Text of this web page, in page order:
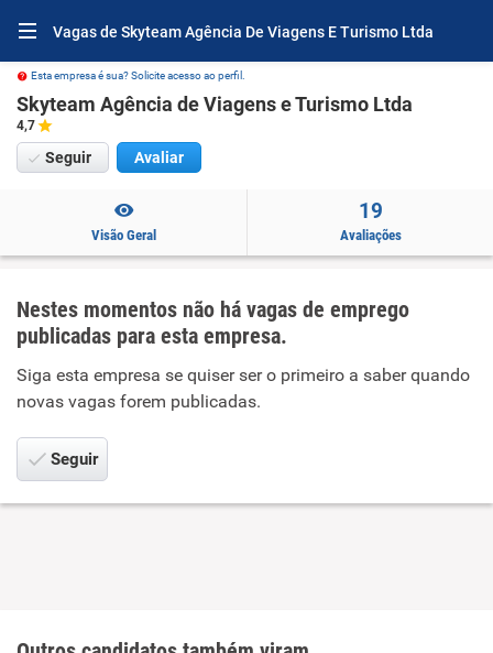
Vagas de Skyteam Agência De Viagens E Turismo Ltda
Esta empresa é sua? Solicite acesso ao perfil.
Skyteam Agência de Viagens e Turismo Ltda
4,7
Seguir Avaliar
Visão Geral
19
Avaliações
Nestes momentos não há vagas de emprego
publicadas para esta empresa.
Siga esta empresa se quiser ser o primeiro a saber quando
novas vagas forem publicadas.
Seguir